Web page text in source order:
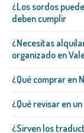
¿Los sordos
deben cumplir
¿Necesitas
organizado en
¿Qué comprar en
¿Qué revisar en
¿Sirven los